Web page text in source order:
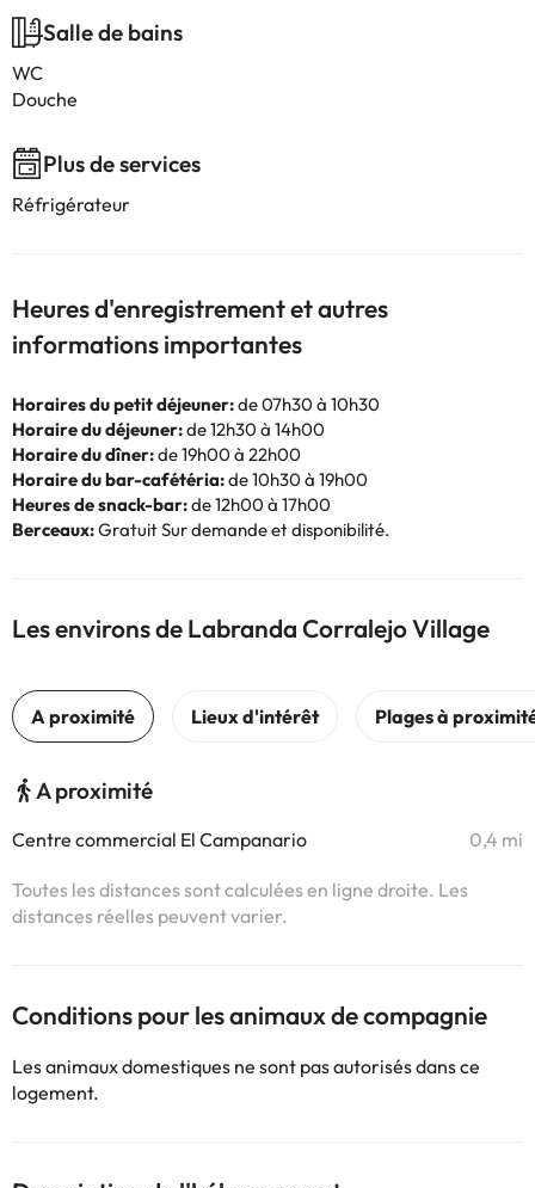
Salle de bains
WC
Douche
Plus de services
Réfrigérateur
Heures d'enregistrement et autres
informations importantes
Horaires du petit déjeuner:de 07h30 à 10h30
Horaire du déjeuner:de 12h30 à 14h00
Horaire du dîner:de 19h00 à 22h00
Horaire du bar-cafétéria:de 10h30 à 19h00
Heures de snack-bar:de 12h00 à 17h00
Berceaux:Gratuit Sur demande et disponibilité.
Les environs de Labranda Corralejo Village
A proximité
Centre commercial El Campanario 0,4 mi
Toutes les distances sont calculées en ligne droite. Les
distances réelles peuvent varier.
Conditions pour les animaux de compagnie
Les animaux domestiques ne sont pas autorisés dans ce
logement.